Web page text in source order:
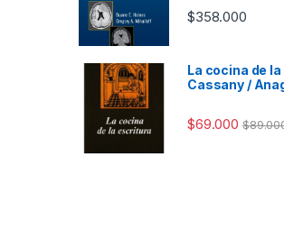
$358.000
La cocina de
Cassany /
$69.000 $